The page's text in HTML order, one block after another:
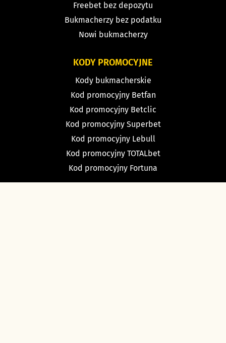
Freebet bez depozytu
Bukmacherzy bez podatku
Nowi bukmacherzy
KODY PROMOCYJNE
Kody bukmacherskie
Kod promocyjny Betfan
Kod promocyjny Betclic
Kod promocyjny Superbet
Kod promocyjny Lebull
Kod promocyjny TOTALbet
Kod promocyjny Fortuna